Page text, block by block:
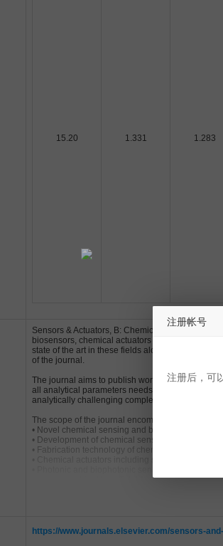
15.20 1.331 1.283
Sensors & Actuators, B: Chemical is an
biosensors, chemical actuators and analytical
state of the art in these fields along with
of the journal.
The journal aims to publish works that are
all analytical parameters needs to be reported
analytically challenging complex samples and
The scope of the journal encompasses, but is not
• Novel chemical sensing and biosensing
• Development of chemical sensors and
• Fabrication technology of chemical sensors,
• Chemical actuators including soft actuators,
• Lab-on-a-chip, Micro Total Analysis Systems
https://www.journals.elsevier.com/sensors-
注册帐号
注册后，可